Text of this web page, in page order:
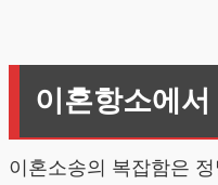
이혼항소에
이혼소송의 복잡함은